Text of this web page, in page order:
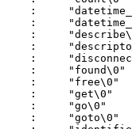
:
:
:
:
:
:     "found\0"
:     "free\0"
:     "get\0"
:     "go\0"
:     "goto\0"